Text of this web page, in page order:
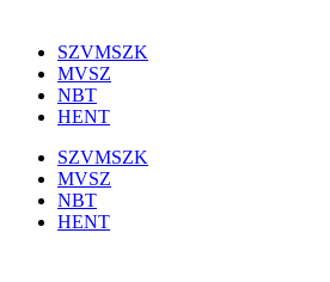
SZVMSZK
MVSZ
NBT
HENT
SZVMSZK
MVSZ
NBT
HENT